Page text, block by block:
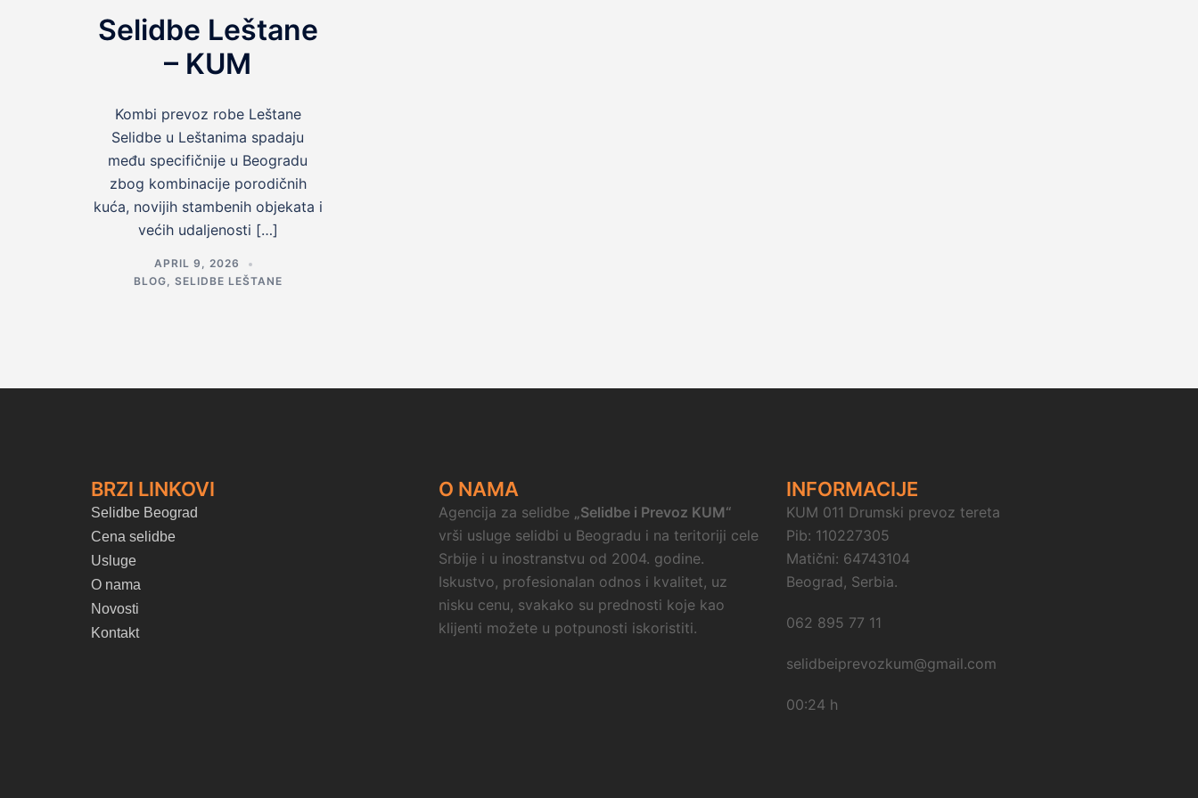
Selidbe Leštane
– KUM
Kombi prevoz robe Leštane
Selidbe u Leštanima spadaju
među specifičnije u Beogradu
zbog kombinacije porodičnih
kuća, novijih stambenih objekata i
većih udaljenosti […]
APRIL 9, 2026
BLOG
SELIDBE LEŠTANE
BRZI LINKOVI
Selidbe Beograd
Cena selidbe
Usluge
O nama
Novosti
Kontakt
O NAMA
Agencija za selidbe „Selidbe i Prevoz KUM“
vrši usluge selidbi u Beogradu i na teritoriji cele
Srbije i u inostranstvu od 2004. godine.
Iskustvo, profesionalan odnos i kvalitet, uz
nisku cenu, svakako su prednosti koje kao
klijenti možete u potpunosti iskoristiti.
INFORMACIJE
KUM 011 Drumski prevoz tereta
Pib: 110227305
Matični: 64743104
Beograd, Serbia.
062 895 77 11
selidbeiprevozkum@gmail.com
00:24 h